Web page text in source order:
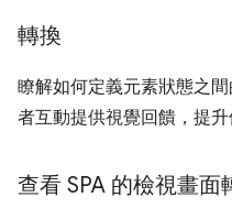
轉換
瞭解如何定義元素狀態之
者互動提供視覺回饋，提升
查看 SPA 的檢視畫面